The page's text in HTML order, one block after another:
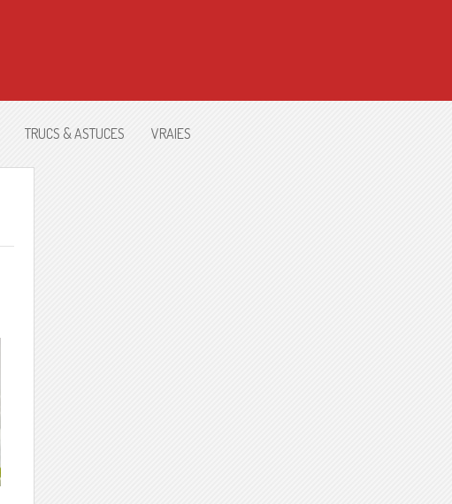
TRUCS & ASTUCES VRAIES